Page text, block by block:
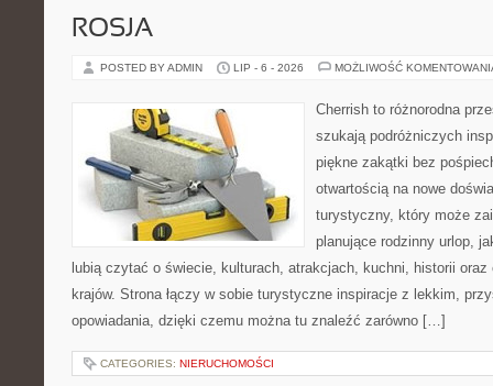
ROSJA
POSTED BY ADMIN LIP - 6 - 2026 MOŻLIWOŚĆ
Cherrish to różnorodna
szukają podróżniczych
piękne zakątki bez
otwartością na nowe
turystyczny, który może
planujące rodzinny urlop,
lubią czytać o świecie, kulturach, atrakcjach, kuchni, historii
krajów. Strona łączy w sobie turystyczne inspiracje z lekkim,
opowiadania, dzięki czemu można tu znaleźć zarówno […]
CATEGORIES: NIERUCHOMOŚCI